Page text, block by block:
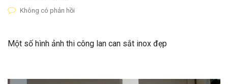
Không có phản hồi
Một số hình ảnh thi công lan can sắt inox đẹp